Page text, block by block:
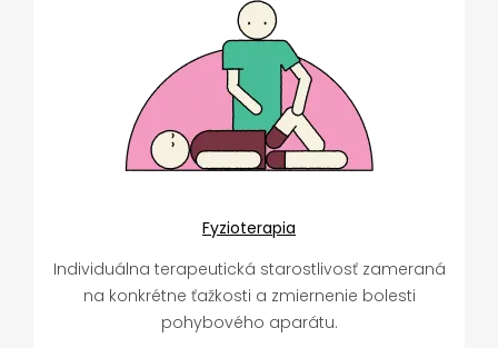
Fyzioterapia
Individuálna terapeutická starostlivosť zameraná
na konkrétne ťažkosti a zmiernenie bolesti
pohybového aparátu.